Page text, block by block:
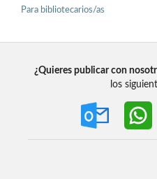
Para bibliotecarios/as
¿Quieres publicar con
los